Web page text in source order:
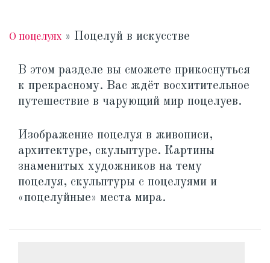
О поцелуях » Поцелуй в искусстве
В этом разделе вы сможете прикоснуться
к прекрасному. Вас ждёт восхитительное
путешествие в чарующий мир поцелуев.
Изображение поцелуя в живописи,
архитектуре, скульптуре. Картины
знаменитых художников на тему
поцелуя, скульптуры с поцелуями и
«поцелуйные» места мира.